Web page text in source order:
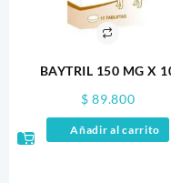
BAYTRIL 150 MG X
$ 89.800
Añadir al carrito